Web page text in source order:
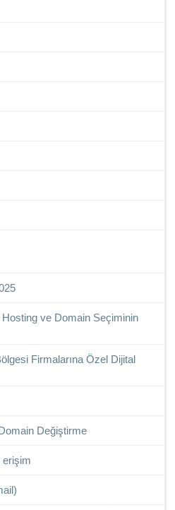
Hosting ve Domain Seçiminin
Firmalarına Özel Dijital
Değiştirme
erişim